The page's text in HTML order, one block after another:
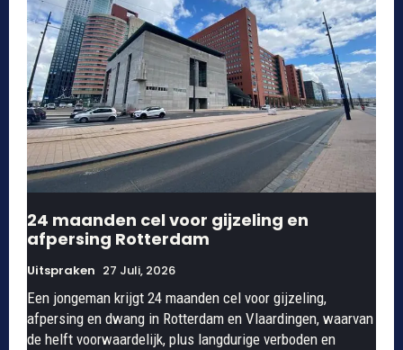
24 maanden cel voor gijzeling en
afpersing Rotterdam
Uitspraken 27 Juli, 2026
Een jongeman krijgt 24 maanden cel voor gijzeling,
afpersing en dwang in Rotterdam en Vlaardingen, waarvan
de helft voorwaardelijk, plus langdurige verboden en